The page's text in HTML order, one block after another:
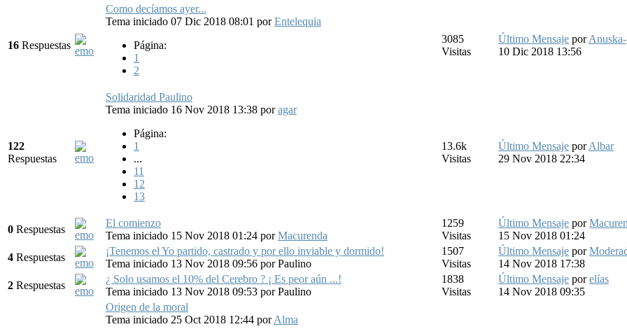
16 Respuestas
Como decíamos ayer...
Tema iniciado 07 Dic 2018 08:01 porEntelequia
Página:
1
2
3085
Visitas
Último Mensaje porAnuska-
10 Dic 2018 13:56
122
Respuestas
Solidaridad Paulino
Tema iniciado 16 Nov 2018 13:38 poragar
Página:
1
...
11
12
13
13.6k
Visitas
Último Mensaje porAlbar
29 Nov 2018 22:34
0 Respuestas
El comienzo
Tema iniciado 15 Nov 2018 01:24 porMacurenda
1259
Visitas
Último Mensaje por
15 Nov 2018 01:24
4 Respuestas
¡Tenemos el Yo partido, castrado y por ello inviable y dormido!
Tema iniciado 13 Nov 2018 09:56 porPaulino
1507
Visitas
Último Mensaje por
14 Nov 2018 17:38
2 Respuestas
¿ Solo usamos el 10% del Cerebro ? ¡ Es peor aún ...!
Tema iniciado 13 Nov 2018 09:53 porPaulino
1838
Visitas
Último Mensaje porelías
14 Nov 2018 09:35
Origen de la moral
Tema iniciado 25 Oct 2018 12:44 porAlma